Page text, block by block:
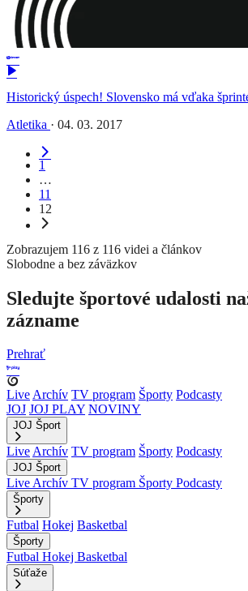
Historický úspech! Slovensko má vďaka
Atletika · 04. 03. 2017
1
…
11
12
Zobrazujem 116 z 116 videi a článkov
Slobodne a bez záväzkov
Sledujte športové udalosti
zázname
Prehrať
LiveArchív TV program Športy Podcasty
JOJ JOJ PLAY NOVINY
JOJ Šport
LiveArchív TV program Športy Podcasty
JOJ Šport
LiveArchív TV program Športy Podcasty
Športy
Futbal Hokej Basketbal
Športy
Futbal Hokej Basketbal
Súťaže